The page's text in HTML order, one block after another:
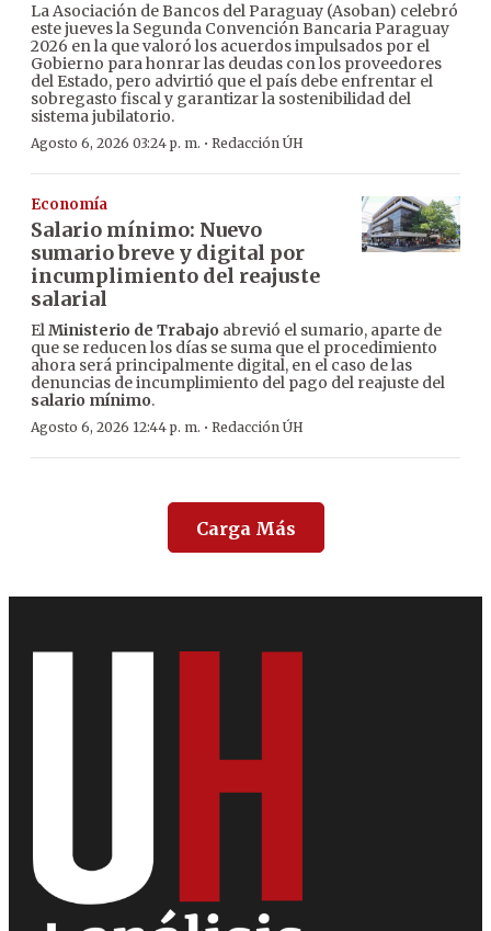
La Asociación de Bancos del Paraguay (Asoban) celebró
este jueves la Segunda Convención Bancaria Paraguay
2026 en la que valoró los acuerdos impulsados por el
Gobierno para honrar las deudas con los proveedores
del Estado, pero advirtió que el país debe enfrentar el
sobregasto fiscal y garantizar la sostenibilidad del
sistema jubilatorio.
Agosto 6, 2026 03:24 p. m. · Redacción ÚH
Economía
Salario mínimo: Nuevo
sumario breve y digital por
incumplimiento del reajuste
salarial
ElMinisterio de Trabajo abrevió el sumario, aparte de
que se reducen los días se suma que el procedimiento
ahora será principalmente digital, en el caso de las
denuncias de incumplimiento del pago del reajuste del
salario mínimo.
Agosto 6, 2026 12:44 p. m. · Redacción ÚH
Carga Más